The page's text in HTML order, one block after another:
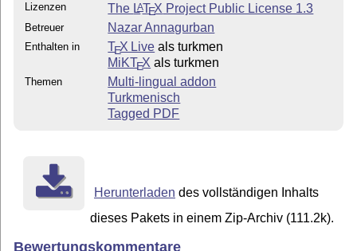
Lizenzen The LATEX Project Public License 1.3
Betreuer Nazar Annagurban
Enthalten in TEX Live als turkmen
MiKTEX als turkmen
Themen
Multi-lingual addon
Turkmenisch
Tagged PDF
Herunterladen des vollständigen Inhalts
dieses Pakets in einem Zip-Archiv (111.2k).
Bewertungskommentare